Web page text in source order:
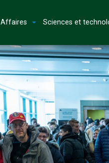
Affaires Sciences et